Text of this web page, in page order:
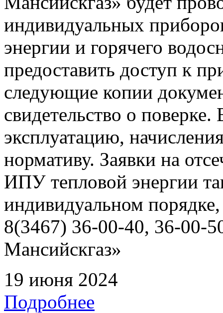
индивидуальных
энергии и горячего
предоставить доступ к
следующие копии
свидетельство о
эксплуатацию,
нормативу. Заявки на
ИПУ тепловой энергии
индивидуальном
8(3467) 36-00-40, 36-
Мансийскгаз»
19 июня 2024
Подробнее